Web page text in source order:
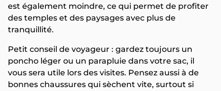
est également moindre, ce qui permet de profiter
des temples et des paysages avec plus de
tranquillité.
Petit conseil de voyageur : gardez toujours un
poncho léger ou un parapluie dans votre sac, il
vous sera utile lors des visites. Pensez aussi à de
bonnes chaussures qui sèchent vite, surtout si